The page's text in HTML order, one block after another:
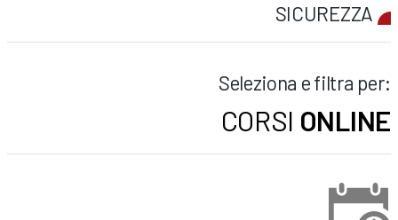
SICUREZZA
Seleziona e filtra per:
CORSI ONLINE